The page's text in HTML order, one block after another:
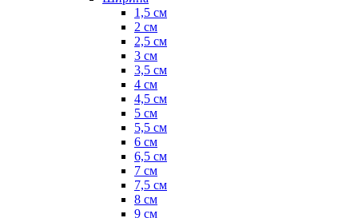
1,5 см
2 см
2,5 см
3 см
3,5 см
4 см
4,5 см
5 см
5,5 см
6 см
6,5 см
7 см
7,5 см
8 см
9 см